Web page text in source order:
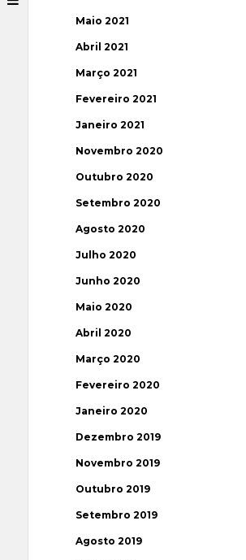
Maio 2021
Abril 2021
Março 2021
Fevereiro 2021
Janeiro 2021
Novembro 2020
Outubro 2020
Setembro 2020
Agosto 2020
Julho 2020
Junho 2020
Maio 2020
Abril 2020
Março 2020
Fevereiro 2020
Janeiro 2020
Dezembro 2019
Novembro 2019
Outubro 2019
Setembro 2019
Agosto 2019